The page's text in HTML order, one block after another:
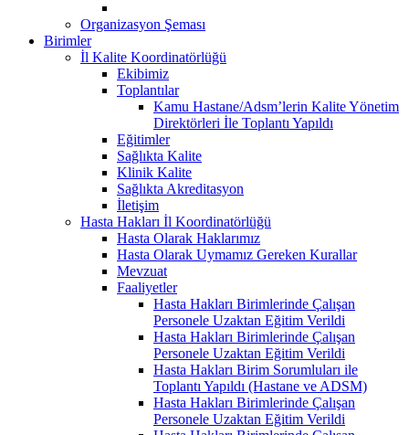
Organizasyon Şeması
Birimler
İl Kalite Koordinatörlüğü
Ekibimiz
Toplantılar
Kamu Hastane/Adsm’lerin Kalite Yönetim
Direktörleri İle Toplantı Yapıldı
Eğitimler
Sağlıkta Kalite
Klinik Kalite
Sağlıkta Akreditasyon
İletişim
Hasta Hakları İl Koordinatörlüğü
Hasta Olarak Haklarımız
Hasta Olarak Uymamız Gereken Kurallar
Mevzuat
Faaliyetler
Hasta Hakları Birimlerinde Çalışan
Personele Uzaktan Eğitim Verildi
Hasta Hakları Birimlerinde Çalışan
Personele Uzaktan Eğitim Verildi
Hasta Hakları Birim Sorumluları ile
Toplantı Yapıldı (Hastane ve ADSM)
Hasta Hakları Birimlerinde Çalışan
Personele Uzaktan Eğitim Verildi